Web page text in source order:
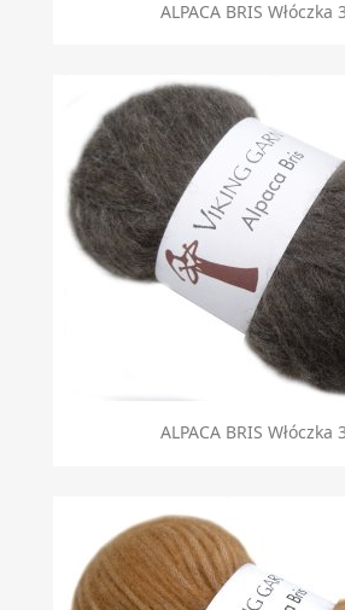
ALPACA BRIS Włóczka
ALPACA BRIS Włóczka